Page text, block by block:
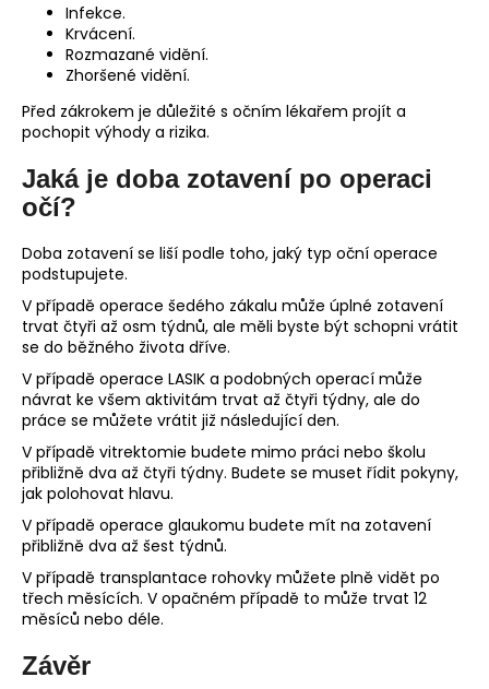
Infekce.
Krvácení.
Rozmazané vidění.
Zhoršené vidění.
Před zákrokem je důležité s očním lékařem projít a
pochopit výhody a rizika.
Jaká je doba zotavení po operaci
očí?
Doba zotavení se liší podle toho, jaký typ oční operace
podstupujete.
V případě operace šedého zákalu může úplné zotavení
trvat čtyři až osm týdnů, ale měli byste být schopni vrátit
se do běžného života dříve.
V případě operace LASIK a podobných operací může
návrat ke všem aktivitám trvat až čtyři týdny, ale do
práce se můžete vrátit již následující den.
V případě vitrektomie budete mimo práci nebo školu
přibližně dva až čtyři týdny. Budete se muset řídit pokyny,
jak polohovat hlavu.
V případě operace glaukomu budete mít na zotavení
přibližně dva až šest týdnů.
V případě transplantace rohovky můžete plně vidět po
třech měsících. V opačném případě to může trvat 12
měsíců nebo déle.
Závěr